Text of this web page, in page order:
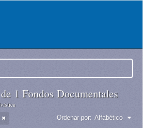
1 Fondos Documentales
Ordenar por: Alfabético